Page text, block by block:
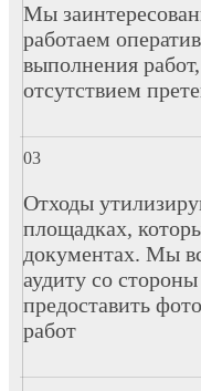
Мы
работаем
выполнения
отсутствием
Отходы
площадках,
документах. Мы
аудиту со
предоставить
работ